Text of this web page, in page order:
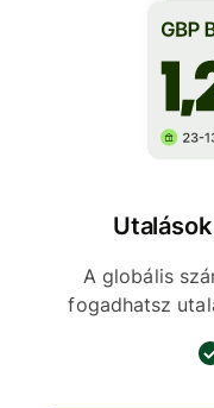
A globális
fogadhatsz